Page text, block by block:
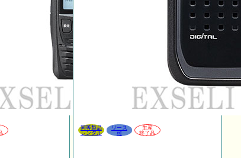
同等製品
レンタル
リース
可
生産
終了品